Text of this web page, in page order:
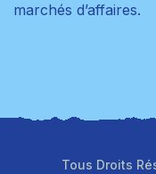
marchés d’affaires.
Tous Droits